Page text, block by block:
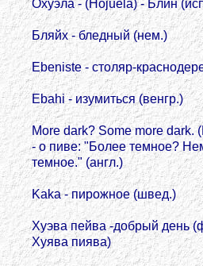
Охуэла - (Hojuela) - Блин
Бляйх - бледный (нем.)
Ebeniste - столяр-
Ebahi - изумиться (венгр.)
More dark? Some more
- о пиве: "Более темное?
темное." (англ.)
Kaka - пирожное (швед.)
Хуэва пейва -добрый день
Хуява пиява)